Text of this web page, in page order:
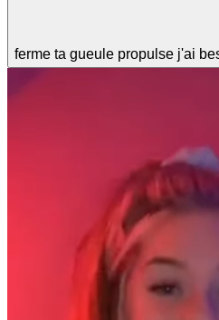
ferme ta gueule propulse j'ai